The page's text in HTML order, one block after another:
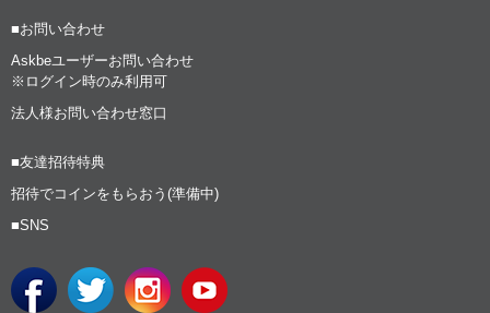
■お問い合わせ
Askbeユーザーお問い合わせ
※ログイン時のみ利用可
法人様お問い合わせ窓口
■友達招待特典
招待でコインをもらおう(準備中)
■SNS